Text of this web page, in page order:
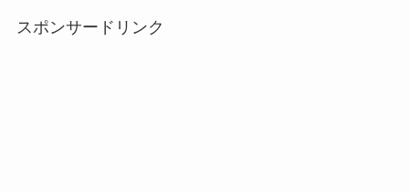
スポンサードリンク